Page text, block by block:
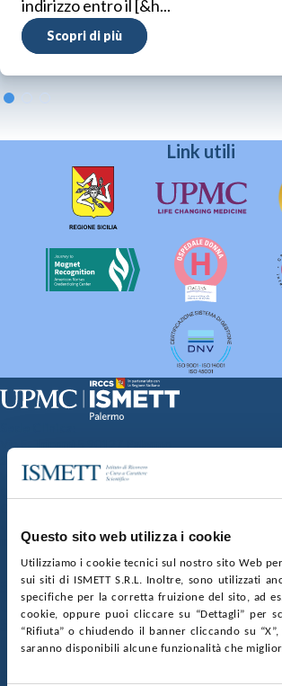
Questo sito web utilizza i cookie
Utilizziamo i cookie tecnici sul nostro sito Web
sui siti di ISMETT S.R.L. Inoltre, sono utilizzati
specifiche per la corretta fruizione del sito, ad
cookie, oppure puoi cliccare su “Dettagli” per
“Rifiuta” o chiudendo il banner cliccando su
saranno disponibili alcune funzionalità che
indirizzo entro il [&h...
Scopri di più
Link utili
Via Discesa dei Giudici 4 90133 Palermo
nr. REA PA-201818 P.I. 04544550827
SOCIETÀ TRASPARENTE
GARE E CONTRATTIPRIVACY
SOSTIENICIMAPPA DEL SITO
CONTATTI